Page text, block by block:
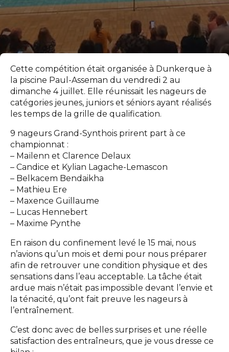
Cette compétition était organisée à Dunkerque à
la piscine Paul-Asseman du vendredi 2 au
dimanche 4 juillet. Elle réunissait les nageurs de
catégories jeunes, juniors et séniors ayant réalisés
les temps de la grille de qualification.
9 nageurs Grand-Synthois prirent part à ce
championnat :
– Maïlenn et Clarence Delaux
– Candice et Kylian Lagache-Lemascon
– Belkacem Bendaikha
– Mathieu Ere
– Maxence Guillaume
– Lucas Hennebert
– Maxime Pynthe
En raison du confinement levé le 15 mai, nous
n’avions qu’un mois et demi pour nous préparer
afin de retrouver une condition physique et des
sensations dans l’eau acceptable. La tâche était
ardue mais n’était pas impossible devant l’envie et
la ténacité, qu’ont fait preuve les nageurs à
l’entraînement.
C’est donc avec de belles surprises et une réelle
satisfaction des entraîneurs, que je vous dresse ce